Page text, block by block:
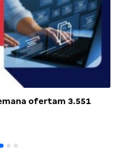
ofertam 3.551